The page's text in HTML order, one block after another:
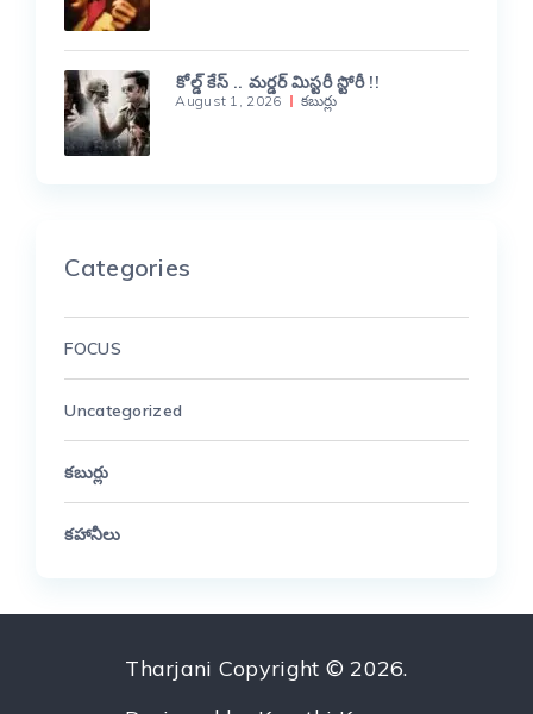
కోల్డ్ కేస్ .. మర్డర్ మిస్టరీ స్టోరీ !!
August 1, 2026 కబుర్లు
Categories
FOCUS
Uncategorized
కబుర్లు
కహానీలు
Tharjani Copyright © 2026.